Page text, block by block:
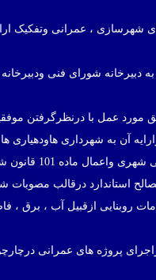
شهرسازی ، عمرانی وتفکیک
دبیرخانه شورای فنی
روبنایی ازقبیل آب ، برق ،
پروژه های عمرانی